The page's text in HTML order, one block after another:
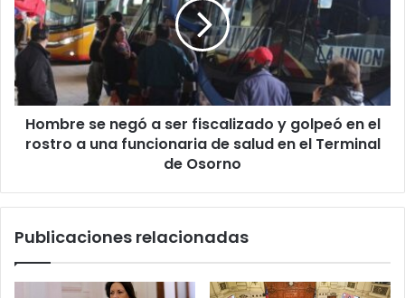
a
ser
fiscalizado
y
golpeó
en
rostro
funcionaria
salud
Hombre se negó a ser fiscalizado y golpeó en el
rostro a una funcionaria de salud en el Terminal
de Osorno
Publicaciones relacionadas